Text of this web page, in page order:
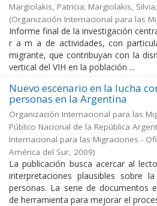
Margiolakis, Patricia; Margiolakis,
(Organización Internacional para las
Informe final de la investigación
r a m a de actividades, con
migrante, que contribuyan con la
vertical del VIH en la población ...
Nuevo escenario en la lucha
personas en la Argentina
Organización Internacional para las
Público Nacional de la República
Internacional para las Migraciones -
América del Sur, 2009)
La publicación busca acercar al
interpretaciones plausibles sobre
personas. La serie de documentos
de herramienta para mejorar el